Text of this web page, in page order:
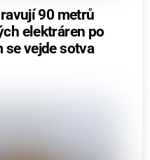
90 metrů
elektráren po
vejde sotva